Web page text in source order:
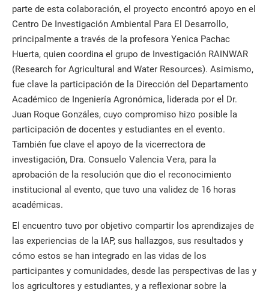
parte de esta colaboración, el proyecto encontró apoyo en el
Centro De Investigación Ambiental Para El Desarrollo,
principalmente a través de la profesora Yenica Pachac
Huerta, quien coordina el grupo de Investigación RAINWAR
(Research for Agricultural and Water Resources). Asimismo,
fue clave la participación de la Dirección del Departamento
Académico de Ingeniería Agronómica, liderada por el Dr.
Juan Roque Gonzáles, cuyo compromiso hizo posible la
participación de docentes y estudiantes en el evento.
También fue clave el apoyo de la vicerrectora de
investigación, Dra. Consuelo Valencia Vera, para la
aprobación de la resolución que dio el reconocimiento
institucional al evento, que tuvo una validez de 16 horas
académicas.
El encuentro tuvo por objetivo compartir los aprendizajes de
las experiencias de la IAP, sus hallazgos, sus resultados y
cómo estos se han integrado en las vidas de los
participantes y comunidades, desde las perspectivas de las y
los agricultores y estudiantes, y a reflexionar sobre la